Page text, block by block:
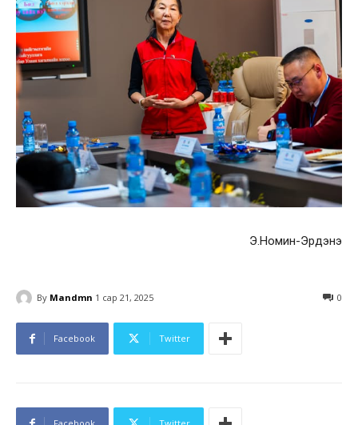
Э.Номин-Эрдэнэ
By Mandmn 1 сар 21, 2025 0
Facebook Twitter